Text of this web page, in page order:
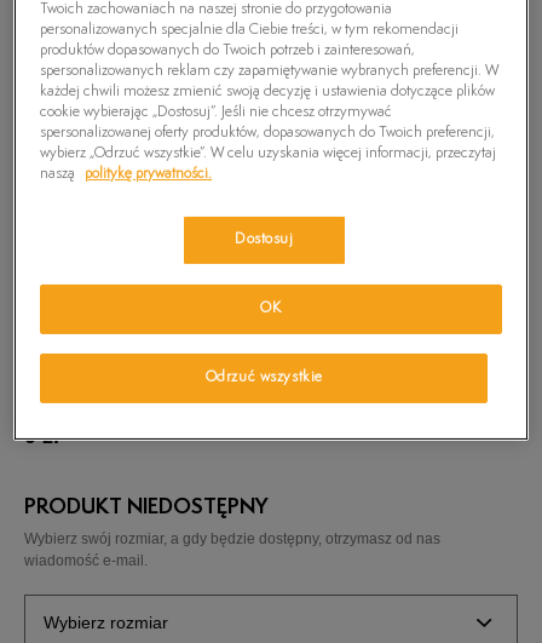
TIMBERLAND KOSZULA LS LANE POLKA DOT
0zł
PRODUKT NIEDOSTĘPNY
Wybierz swój rozmiar, a gdy będzie dostępny, otrzymasz od nas
wiadomość e-mail.
Wybierz rozmiar
Twoich zachowaniach na naszej stronie do przygotowania
personalizowanych specjalnie dla Ciebie treści, w tym rekomendacji
produktów dopasowanych do Twoich potrzeb i zainteresowań,
spersonalizowanych reklam czy zapamiętywanie wybranych preferencji. W
każdej chwili możesz zmienić swoją decyzję i ustawienia dotyczące plików
cookie wybierając „Dostosuj”. Jeśli nie chcesz otrzymywać
spersonalizowanej oferty produktów, dopasowanych do Twoich preferencji,
wybierz „Odrzuć wszystkie”. W celu uzyskania więcej informacji, przeczytaj
naszą
politykę prywatności.
Dostosuj
Odrzuć wszystkie
OK